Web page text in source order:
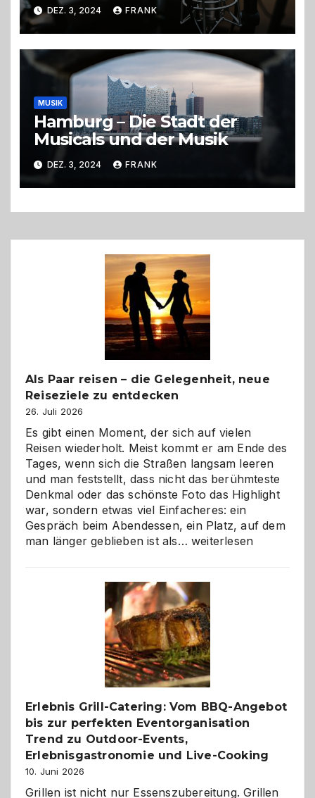
DEZ. 3, 2024 FRANK
MUSIK
Hamburg – Die Stadt der
Musicals und der Musik
DEZ. 3, 2024 FRANK
Als Paar reisen – die Gelegenheit, neue
Reiseziele zu entdecken
26. Juli 2026
Es gibt einen Moment, der sich auf vielen
Reisen wiederholt. Meist kommt er am Ende des
Tages, wenn sich die Straßen langsam leeren
und man feststellt, dass nicht das berühmteste
Denkmal oder das schönste Foto das Highlight
war, sondern etwas viel Einfacheres: ein
Gespräch beim Abendessen, ein Platz, auf dem
man länger geblieben ist als… Als
–
die
Gelegenheit,
neue
Reiseziele
zu
entdecken
weiterlesen
Erlebnis Grill-Catering: Vom BBQ-Angebot
bis zur perfekten Eventorganisation
Trend zu Outdoor-Events,
Erlebnisgastronomie und Live-Cooking
10. Juni 2026
Grillen ist nicht nur Essenszubereitung. Grillen